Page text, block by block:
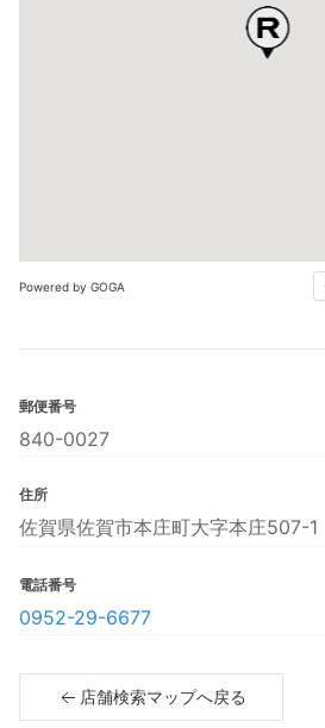
Powered by GOGA
郵便番号
840-0027
住所
佐賀県佐賀市本庄町大字本庄507-1
電話番号
0952-29-6677
店舗検索マップへ戻る